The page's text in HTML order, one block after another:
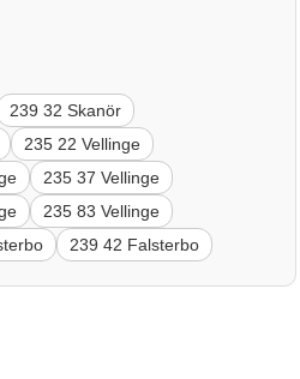
239 32 Skanör
235 22 Vellinge
235 37 Vellinge
235 83 Vellinge
239 42 Falsterbo